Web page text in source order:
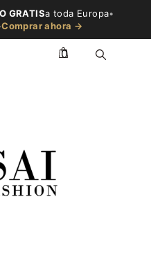
GRATISa toda Europa•
Comprar ahora →
0